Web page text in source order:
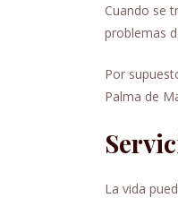
Cuando se
problemas
Por
Palma de
La vida